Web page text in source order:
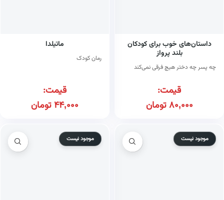
داستان‌های خوب برای کودکان
بلند پرواز
چه پسر چه دختر هیچ فرقی نمی‌کند
قیمت:
80,000تومان
ماتیلدا
رمان کودک
قیمت:
44,000تومان
موجود نیست موجود نیست